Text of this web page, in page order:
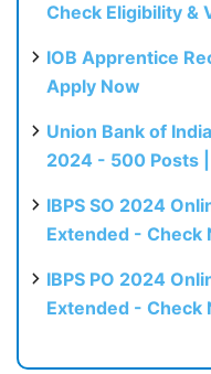
Check Eligibility &
IOB Apprentice
Apply Now
Union Bank of
2024 - 500 Posts
IBPS SO 2024
Extended - Check
IBPS PO 2024
Extended - Check